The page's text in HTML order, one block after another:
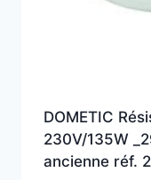
DOMETIC
230V/135W
ancienne réf.